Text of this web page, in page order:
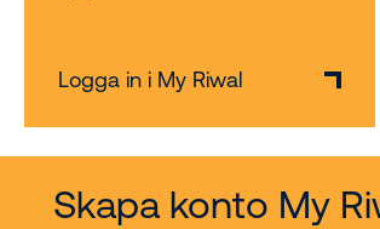
Logga in i My Riwal
Skapa konto My